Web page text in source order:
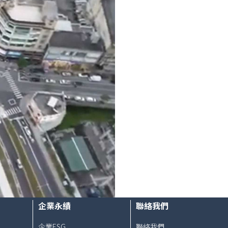
企業永績 聯絡我們